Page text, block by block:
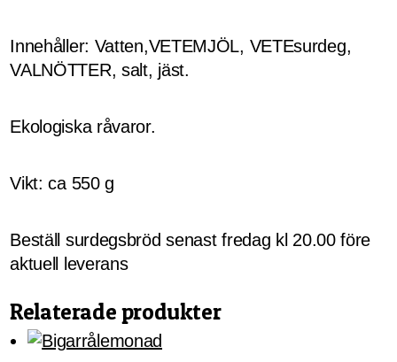
Innehåller: Vatten,VETEMJÖL, VETEsurdeg,
VALNÖTTER, salt, jäst.
Ekologiska råvaror.
Vikt: ca 550 g
Beställ surdegsbröd senast fredag kl 20.00 före
aktuell leverans
Relaterade produkter